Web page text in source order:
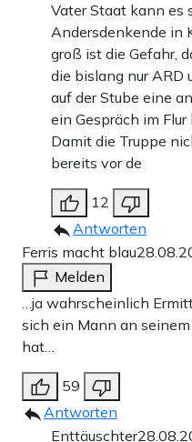
Vater Staat kann es
Andersdenkende in
groß ist die Gefahr,
die bislang nur ARD
auf der Stube eine
ein Gespräch im
Damit die Truppe
bereits vor de
12
Antworten
Ferris macht blau
Melden
…ja wahrscheinlich
sich ein Mann an
hat…
59
Antworten
Enttäuschter